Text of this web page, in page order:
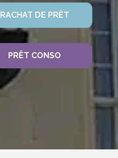
RACHAT DE PRÊT
PRÊT CONSO